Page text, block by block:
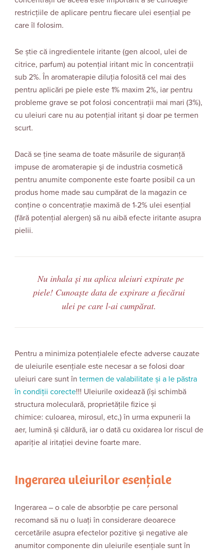
restricţiile de aplicare pentru fiecare ulei esenţial pe
care îl folosim.
Se știe că ingredientele iritante (gen alcool, ulei de
citrice, parfum) au potenţial iritant mic în concentraţii
sub 2%. În aromaterapie diluția folosită cel mai des
pentru aplicări pe piele este 1% maxim 2%, iar pentru
probleme grave se pot folosi concentraţii mai mari (3%),
cu uleiuri care nu au potenţial iritant și doar pe termen
scurt.
Dacă se ţine seama de toate măsurile de siguranţă
impuse de aromaterapie şi de industria cosmetică
pentru anumite componente este foarte posibil ca un
produs home made sau cumpărat de la magazin ce
conţine o concentraţie maximă de 1-2% ulei esențial
(fără potențial alergen) să nu aibă efecte iritante asupra
pielii.
Nu inhala și nu aplica uleiuri expirate pe
piele! Cunoaște data de expirare a fiecărui
ulei pe care l-ai cumpărat.
Pentru a minimiza potențialele efecte adverse cauzate
de uleiurile esențiale este necesar a se folosi doar
uleiuri care sunt în termen de valabilitate și a le păstra
în condiții corecte!!! Uleiurile oxidează (își schimbă
structura moleculară, proprietățile fizice și
chimice: culoarea, mirosul, etc,) în urma expunerii la
aer, lumină și căldură, iar o dată cu oxidarea lor riscul de
apariție al iritației devine foarte mare.
Ingerarea uleiurilor esențiale
Ingerarea – o cale de absorbţie pe care personal
recomand să nu o luaţi în considerare deoarece
cercetările asupra efectelor pozitive şi negative ale
anumitor componente din uleiurile esențiale sunt în